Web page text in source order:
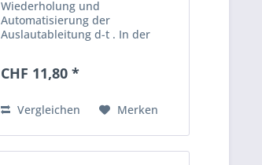
Wiederholung und
Automatisierung der
Auslautableitung d-t . In der
teilweise anspruchsvollen
ermöglichen den...
CHF 11,80 *
Vergleichen Merken